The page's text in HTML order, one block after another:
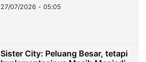
27/07/2026 - 05:05
Sister City: Peluang Besar, tetapi